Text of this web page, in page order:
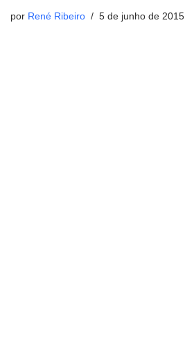
por René Ribeiro 5 de junho de 2015